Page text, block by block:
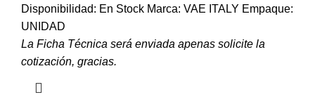
Disponibilidad: En Stock Marca: VAE ITALY Empaque:
UNIDAD
La Ficha Técnica será enviada apenas solicite la
cotización, gracias.